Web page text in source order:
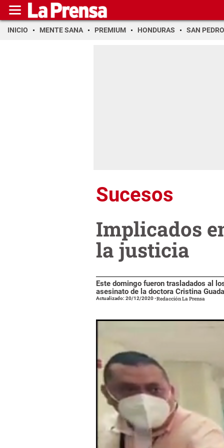
INICIO MENTE SANA PREMIUM HONDURAS SAN PEDRO
Sucesos
Implicados
la justicia
Este domingo fueron trasladados al
asesinato de la doctora Cristina
Actualizado: 20/12/2020-Redacción La Prensa